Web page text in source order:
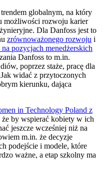
globalnym, na który
możliwości rozwoju karier
Dla Danfoss jest to
zrównoważonego rozwoju i
pozycjach menedżerskich
Danfoss to m.in.
poprzez staże, pracę dla
widać z przytoczonych
kierunku, dająca
in Technology Poland z
że by wspierać kobiety w ich
jeszcze wcześniej niż na
m.in. że decyzje
podejście i modele, które
ważne, a etap szkolny ma